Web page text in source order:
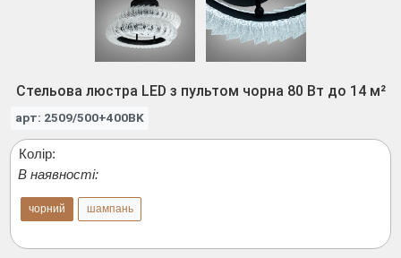
Стельова люстра LED з пультом чорна 80 Вт до 14 м²
арт: 2509/500+400BK
Колір:
В наявності:
чорний шампань